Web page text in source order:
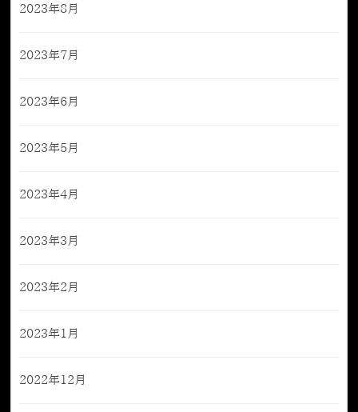
2023年8月
2023年7月
2023年6月
2023年5月
2023年4月
2023年3月
2023年2月
2023年1月
2022年12月